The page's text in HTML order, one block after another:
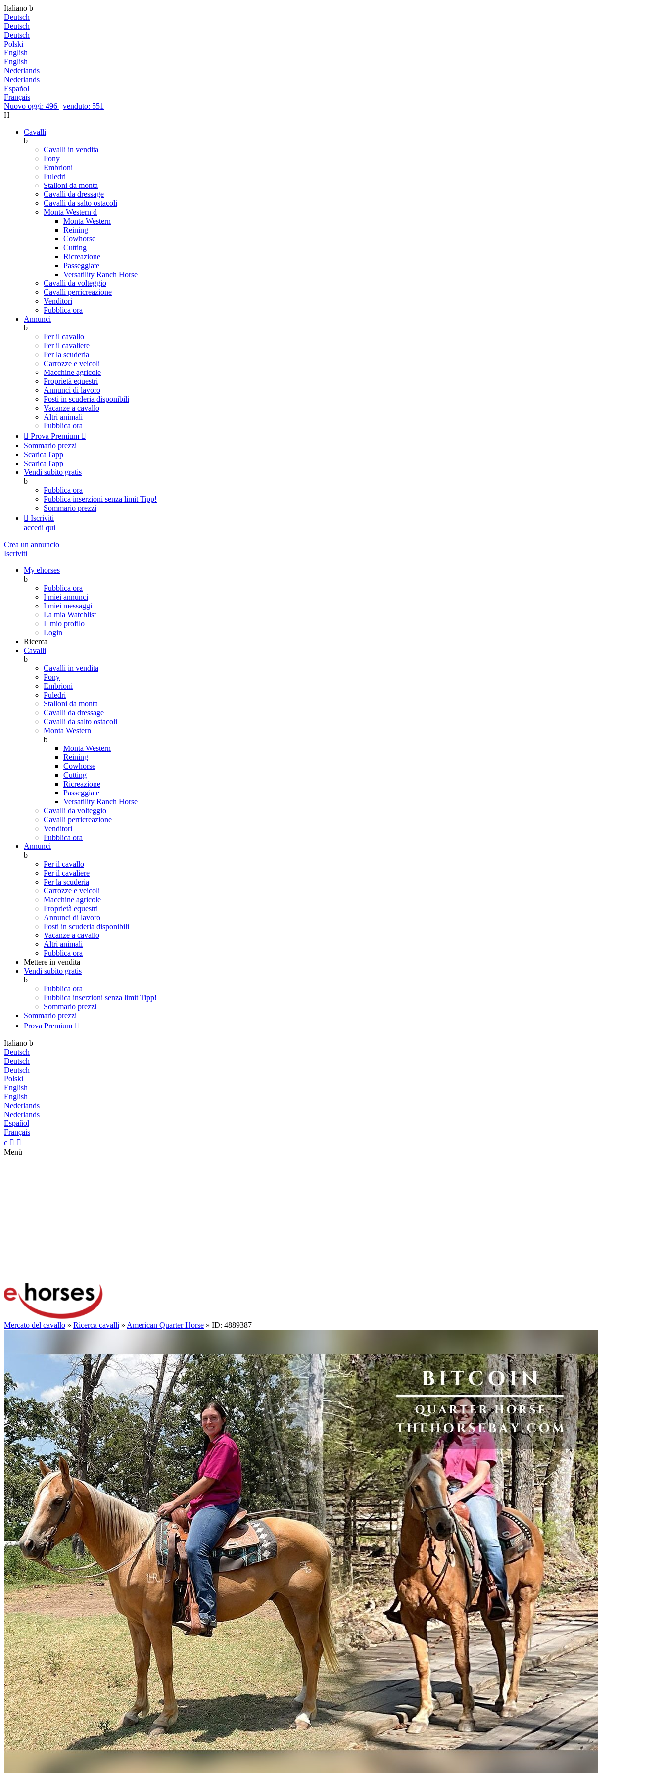
Italiano b
Deutsch
Deutsch
Deutsch
Polski
English
English
Nederlands
Nederlands
Español
Français
Nuovo oggi: 496 | venduto: 551
H
Cavalli
b
Cavalli in vendita
Pony
Embrioni
Puledri
Stalloni da monta
Cavalli da dressage
Cavalli da salto ostacoli
Monta Western d
Monta Western
Reining
Cowhorse
Cutting
Ricreazione
Passeggiate
Versatility Ranch Horse
Cavalli da volteggio
Cavalli perricreazione
Venditori
Pubblica ora
Annunci
b
Per il cavallo
Per il cavaliere
Per la scuderia
Carrozze e veicoli
Macchine agricole
Proprietà equestri
Annunci di lavoro
Posti in scuderia disponibili
Vacanze a cavallo
Altri animali
Pubblica ora
 Prova Premium 
Sommario prezzi
Scarica l'app
Scarica l'app
Vendi subito gratis
b
Pubblica ora
Pubblica inserzioni senza limit Tipp!
Sommario prezzi
 Iscriviti
accedi qui
Crea un annuncio
Iscriviti
My ehorses
b
Pubblica ora
I miei annunci
I miei messaggi
La mia Watchlist
Il mio profilo
Login
Ricerca
Cavalli
b
Cavalli in vendita
Pony
Embrioni
Puledri
Stalloni da monta
Cavalli da dressage
Cavalli da salto ostacoli
Monta Western
b
Monta Western
Reining
Cowhorse
Cutting
Ricreazione
Passeggiate
Versatility Ranch Horse
Cavalli da volteggio
Cavalli perricreazione
Venditori
Pubblica ora
Annunci
b
Per il cavallo
Per il cavaliere
Per la scuderia
Carrozze e veicoli
Macchine agricole
Proprietà equestri
Annunci di lavoro
Posti in scuderia disponibili
Vacanze a cavallo
Altri animali
Pubblica ora
Mettere in vendita
Vendi subito gratis
b
Pubblica ora
Pubblica inserzioni senza limit Tipp!
Sommario prezzi
Sommario prezzi
Prova Premium 
Italiano b
Deutsch
Deutsch
Deutsch
Polski
English
English
Nederlands
Nederlands
Español
Français
c  
Menù
Mercato del cavallo » Ricerca cavalli » American Quarter Horse » ID: 4889387